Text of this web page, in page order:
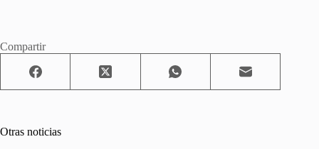
Compartir
Otras noticias